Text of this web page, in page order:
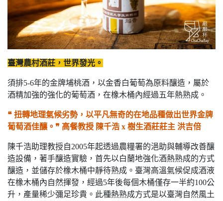
臺灣農村酒莊，世界發光。
須排5-6年的金牌埔桃酒，以金香白葡萄為原料釀造，屬於
酒精加強的強化的葡萄酒，在橡木桶內經過五年熱熟成。
❝ 扭轉地理氣候劣勢，以平凡無奇的在地品種做出世界金牌
葡萄酒佳釀。❞ 高餐教授 陳千浩 x 樹生酒莊莊主 洪吉倍
陳千浩助理教授自2005年起透過農糧署的浥助與輔導改善釀
造設備，著手釀造實驗，首先以白蘭地強化酒熱熟成的方式
釀造，並儲存於橡木桶中靜待熟成。臺灣高溫氣候促成酒液
在橡木桶內自然揮發，經過5年後每個木桶僅存一半約100公
升，產量稀少彌足珍貴。此種熱熟成方式是以臺灣自然風土